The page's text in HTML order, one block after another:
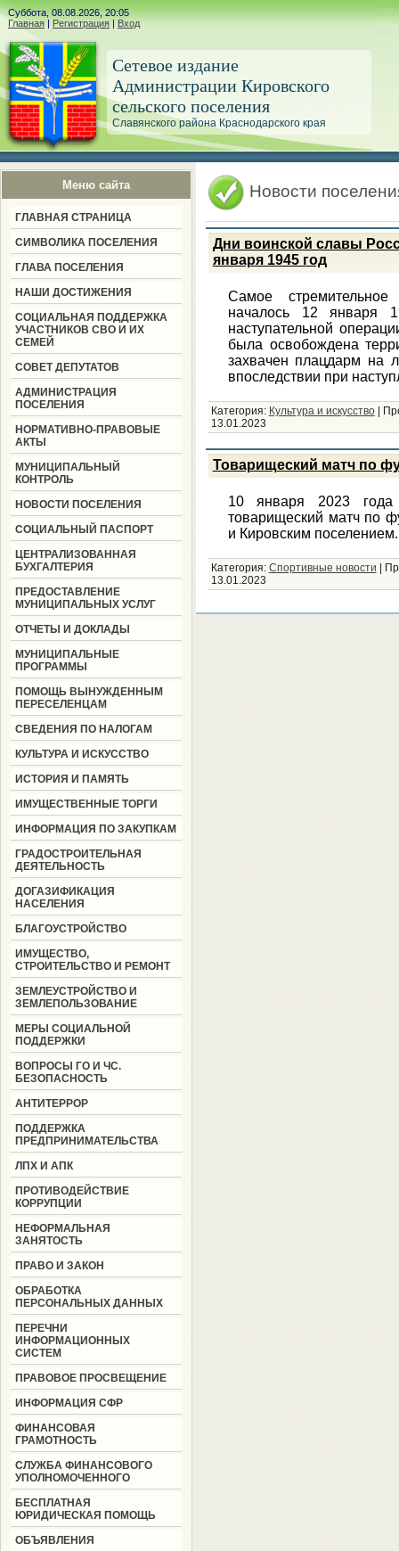
Суббота, 08.08.2026, 20:05
Главная | Регистрация | Вход
Сетевое издание
Администрации Кировского
сельского поселения
Славянского района Краснодарского края
Меню сайта
ГЛАВНАЯ СТРАНИЦА
СИМВОЛИКА ПОСЕЛЕНИЯ
ГЛАВА ПОСЕЛЕНИЯ
НАШИ ДОСТИЖЕНИЯ
СОЦИАЛЬНАЯ ПОДДЕРЖКА
УЧАСТНИКОВ СВО И ИХ
СЕМЕЙ
СОВЕТ ДЕПУТАТОВ
АДМИНИСТРАЦИЯ
ПОСЕЛЕНИЯ
НОРМАТИВНО-ПРАВОВЫЕ
АКТЫ
МУНИЦИПАЛЬНЫЙ
КОНТРОЛЬ
НОВОСТИ ПОСЕЛЕНИЯ
СОЦИАЛЬНЫЙ ПАСПОРТ
ЦЕНТРАЛИЗОВАННАЯ
БУХГАЛТЕРИЯ
ПРЕДОСТАВЛЕНИЕ
МУНИЦИПАЛЬНЫХ УСЛУГ
ОТЧЕТЫ И ДОКЛАДЫ
МУНИЦИПАЛЬНЫЕ
ПРОГРАММЫ
ПОМОЩЬ ВЫНУЖДЕННЫМ
ПЕРЕСЕЛЕНЦАМ
СВЕДЕНИЯ ПО НАЛОГАМ
КУЛЬТУРА И ИСКУССТВО
ИСТОРИЯ И ПАМЯТЬ
ИМУЩЕСТВЕННЫЕ ТОРГИ
ИНФОРМАЦИЯ ПО ЗАКУПКАМ
ГРАДОСТРОИТЕЛЬНАЯ
ДЕЯТЕЛЬНОСТЬ
ДОГАЗИФИКАЦИЯ
НАСЕЛЕНИЯ
БЛАГОУСТРОЙСТВО
ИМУЩЕСТВО,
СТРОИТЕЛЬСТВО И РЕМОНТ
ЗЕМЛЕУСТРОЙСТВО И
ЗЕМЛЕПОЛЬЗОВАНИЕ
МЕРЫ СОЦИАЛЬНОЙ
ПОДДЕРЖКИ
ВОПРОСЫ ГО И ЧС.
БЕЗОПАСНОСТЬ
АНТИТЕРРОР
ПОДДЕРЖКА
ПРЕДПРИНИМАТЕЛЬСТВА
ЛПХ И АПК
ПРОТИВОДЕЙСТВИЕ
КОРРУПЦИИ
НЕФОРМАЛЬНАЯ
ЗАНЯТОСТЬ
ПРАВО И ЗАКОН
ОБРАБОТКА
ПЕРСОНАЛЬНЫХ ДАННЫХ
ПЕРЕЧНИ
ИНФОРМАЦИОННЫХ
СИСТЕМ
ПРАВОВОЕ ПРОСВЕЩЕНИЕ
ИНФОРМАЦИЯ СФР
ФИНАНСОВАЯ
ГРАМОТНОСТЬ
СЛУЖБА ФИНАНСОВОГО
УПОЛНОМОЧЕННОГО
БЕСПЛАТНАЯ
ЮРИДИЧЕСКАЯ ПОМОЩЬ
ОБЪЯВЛЕНИЯ
Новости
Дни воинской славы
января 1945 год
Самое
началось 12 января
наступательной
была освобождена
захвачен плацдарм на
впоследствии при
Категория: Культура и искусство
13.01.2023
Товарищеский матч по
10 января 2023 года
товарищеский матч по
и Кировским
Категория: Спортивные новости
13.01.2023